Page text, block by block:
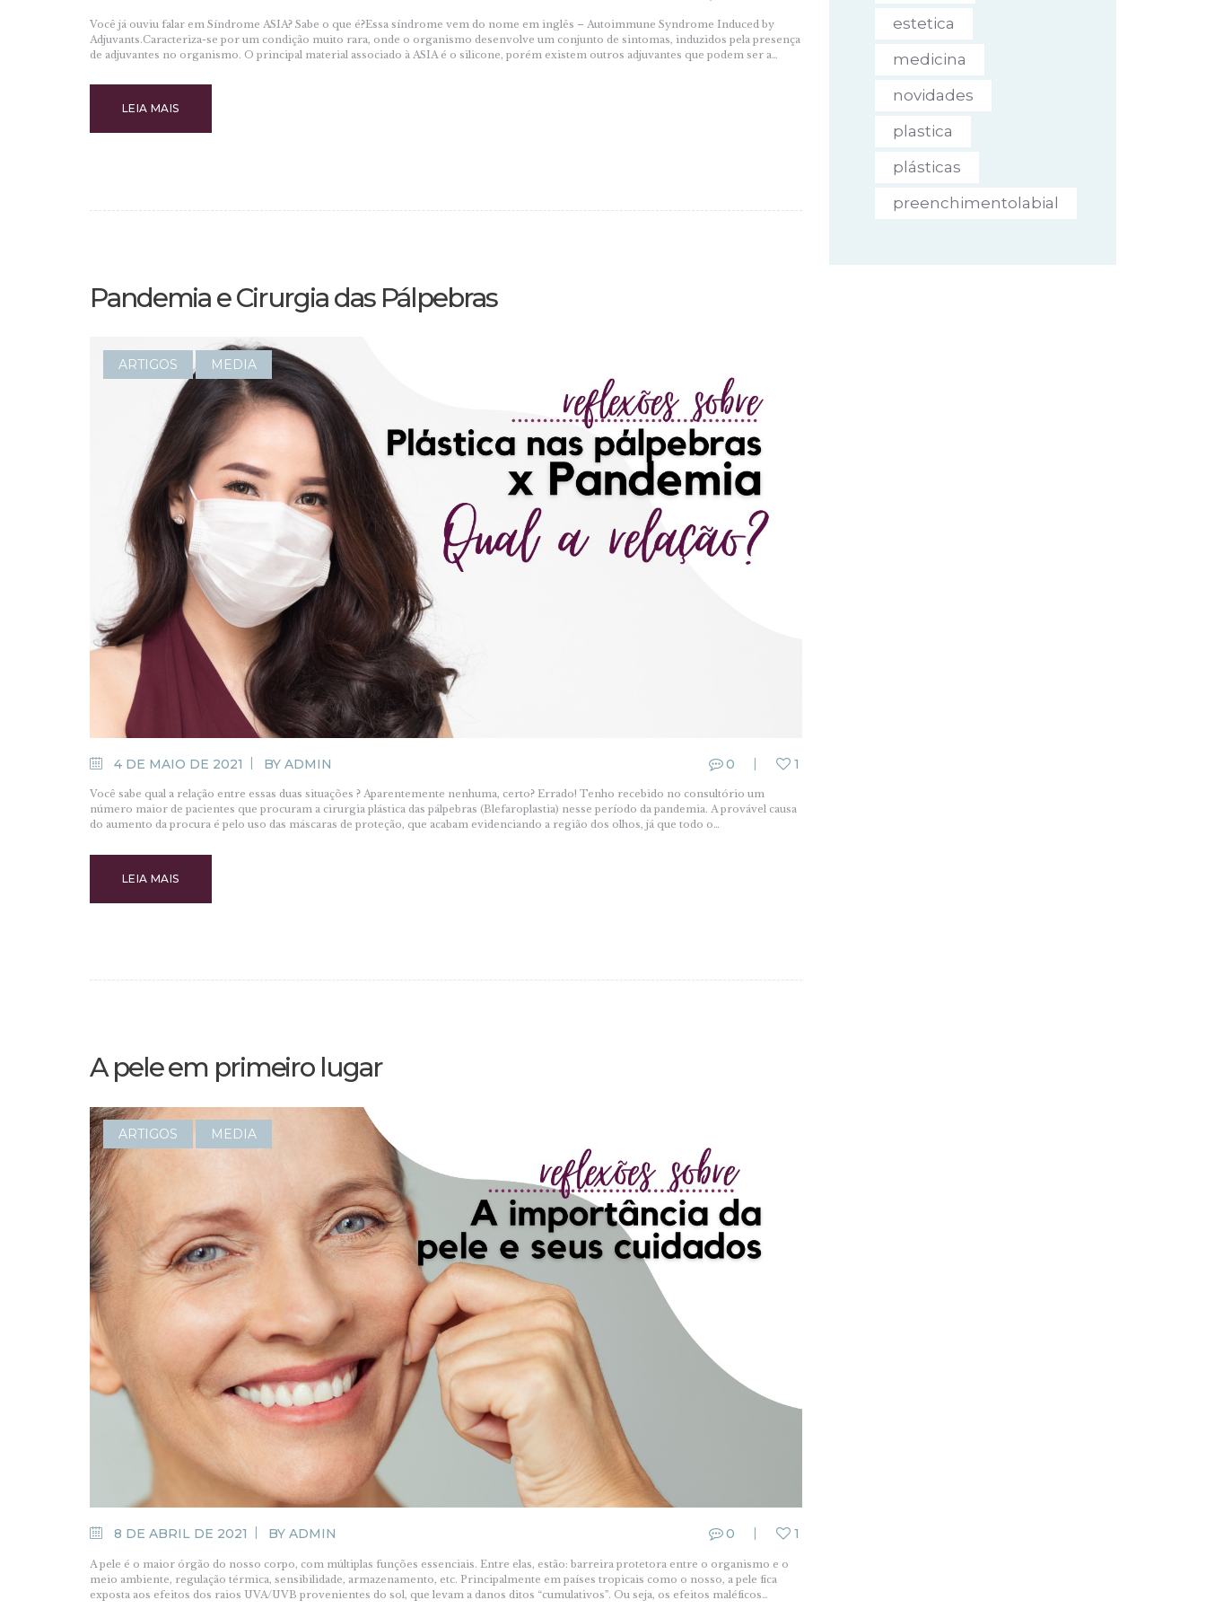
Você já ouviu falar em Síndrome ASIA? Sabe o que é?Essa síndrome vem do nome em inglês – Autoimmune Syndrome Induced by
Adjuvants.Caracteriza-se por um condição muito rara, onde o organismo desenvolve um conjunto de sintomas, induzidos pela presença
de adjuvantes no organismo. O principal material associado à ASIA é o silicone, porém existem outros adjuvantes que podem ser a…
LEIA MAIS
Pandemia e Cirurgia das Pálpebras
ARTIGOS MEDIA
4 DE MAIO DE 2021 BY ADMIN 0 1
Você sabe qual a relação entre essas duas situações ? Aparentemente nenhuma, certo? Errado! Tenho recebido no consultório um
número maior de pacientes que procuram a cirurgia plástica das pálpebras (Blefaroplastia) nesse período da pandemia. A provável causa
do aumento da procura é pelo uso das máscaras de proteção, que acabam evidenciando a região dos olhos, já que todo o…
LEIA MAIS
A pele em primeiro lugar
ARTIGOS MEDIA
8 DE ABRIL DE 2021 BY ADMIN 0 1
A pele é o maior órgão do nosso corpo, com múltiplas funções essenciais. Entre elas, estão: barreira protetora entre o organismo e o
meio ambiente, regulação térmica, sensibilidade, armazenamento, etc. Principalmente em países tropicais como o nosso, a pele fica
exposta aos efeitos dos raios UVA/UVB provenientes do sol, que levam a danos ditos “cumulativos”. Ou seja, os efeitos maléficos…
estetica
medicina
novidades
plastica
plásticas
preenchimentolabial